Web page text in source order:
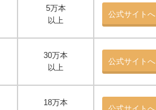
5万本
以上
公式サイトへ
30万本
以上
公式サイトへ
18万本